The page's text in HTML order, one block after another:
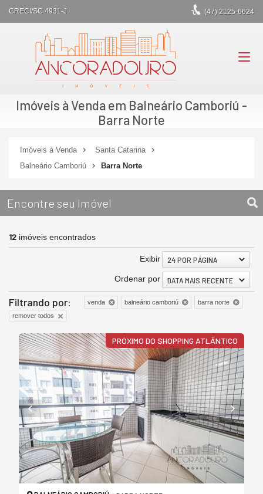
CRECI/SC 4931-J (47) 2125-6624
Imóveis à Venda em Balneário Camboriú -
Barra Norte
Imóveis à Venda
Santa Catarina
Balneário Camboriú
Barra Norte
Encontre seu Imóvel
12 imóveis encontrados
Exibir 24 POR PÁGINA
Ordenar por DATA MAIS RECENTE
Filtrando por: venda balneário camboriú
barra norte
remover todos
PRÓXIMO DO SHOPPING ATLÂNTICO